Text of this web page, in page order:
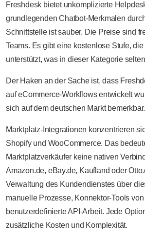
Freshdesk bietet unkomplizierte
grundlegenden Chatbot-Merkmalen
Schnittstelle ist sauber. Die Preise sind
Teams. Es gibt eine kostenlose Stufe,
unterstützt, was in dieser Kategorie
Der Haken an der Sache ist, dass
auf eCommerce-Workflows entwickelt
sich auf dem deutschen Markt bemerkbar.
Marktplatz-Integrationen konzentrieren
Shopify und WooCommerce. Das
Marktplatzverkäufer keine nativen
Amazon.de, eBay.de, Kaufland oder
Verwaltung des Kundendienstes über
manuelle Prozesse, Konnektor-Tools
benutzerdefinierte API-Arbeit. Jede
zusätzliche Kosten und Komplexität.